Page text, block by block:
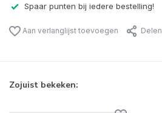
Spaar punten bij iedere bestelling!
Aan verlanglijst toevoegen Delen
Zojuist bekeken: